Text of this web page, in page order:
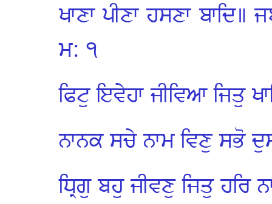
ਖਾਣਾ ਪੀਣਾ ਹਸਣਾ
ਮ: ੧
ਫਿਟੁ ਇਵੇਹਾ ਜੀਵਿਆ ਜਿਤੁ
ਨਾਨਕ ਸਚੇ ਨਾਮ ਵਿਣੁ ਸਭੋ
ਧ੍ਰਿਗੁ ਬਹੁ ਜੀਵਣੁ ਜਿਤੁ